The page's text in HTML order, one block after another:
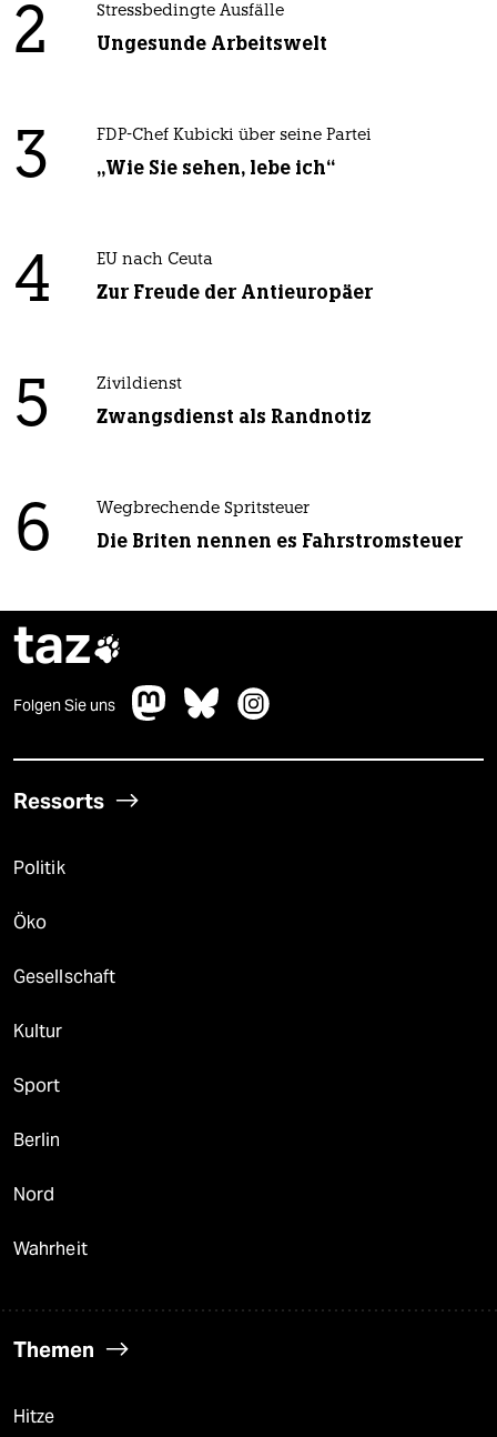
2 Stressbedingte Ausfälle
Ungesunde Arbeitswelt
3 FDP-Chef Kubicki über seine Partei
„Wie Sie sehen, lebe ich“
4 EU nach Ceuta
Zur Freude der Antieuropäer
5 Zivildienst
Zwangsdienst als Randnotiz
6 Wegbrechende Spritsteuer
Die Briten nennen es Fahrstromsteuer
taz
Folgen Sie uns
Ressorts
Politik
Öko
Gesellschaft
Kultur
Sport
Berlin
Nord
Wahrheit
Themen
Hitze